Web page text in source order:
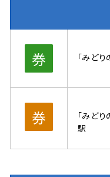
「みど
「みど
駅